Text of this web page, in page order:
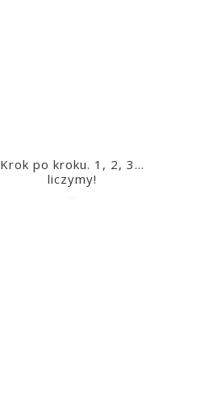
Krok po kroku. 1, 2, 3…
liczymy!